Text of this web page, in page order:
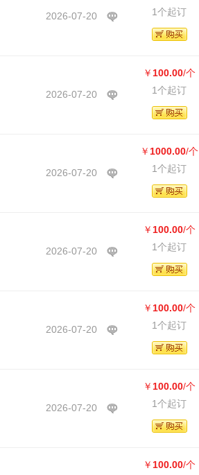
2026-07-20
1个起订
2026-07-20
￥ 100.00/个
1个起订
2026-07-20
￥ 1000.00/个
1个起订
2026-07-20
￥ 100.00/个
1个起订
2026-07-20
￥ 100.00/个
1个起订
2026-07-20
￥ 100.00/个
1个起订
￥ 100.00/个